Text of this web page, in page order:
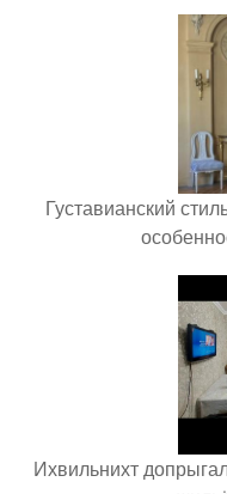
Густавианский
Ихвильнихт